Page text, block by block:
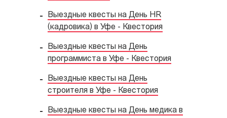
Выездные квесты на День HR
(кадровика) в Уфе - Квестория
Выездные квесты на День
программиста в Уфе - Квестория
Выездные квесты на День
строителя в Уфе - Квестория
Выездные квесты на День медика в